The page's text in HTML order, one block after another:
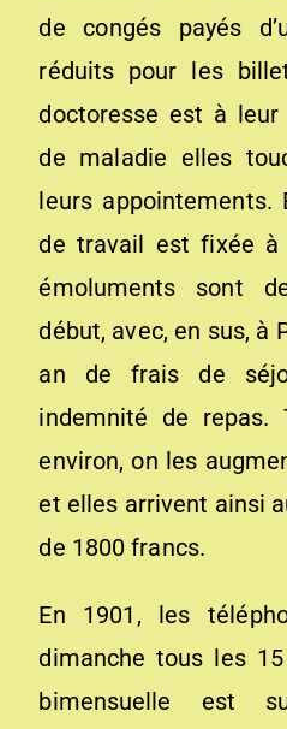
de congés payés
réduits pour les
doctoresse est à
de maladie elles
leurs appointements.
de travail est fixée
émoluments sont
début, avec, en sus, à
an de frais de
indemnité de repas.
environ, on les
et elles arrivent ainsi
de 1800 francs.
En 1901, les
dimanche tous les
bimensuelle est